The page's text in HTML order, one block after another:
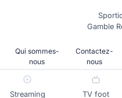
Streaming TV foot
Gamble
Qui sommes-
nous
Contactez-
nous